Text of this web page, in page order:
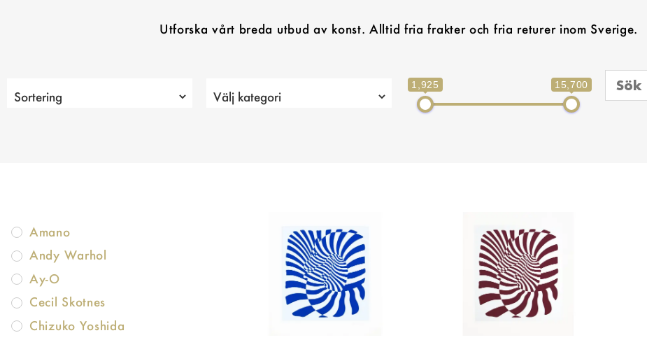
Utforska vårt breda utbud av konst. Alltid fria frakter och fria returer inom Sverige.
1,925 15,700
Amano
Andy Warhol
Ay-O
Cecil Skotnes
Chizuko Yoshida